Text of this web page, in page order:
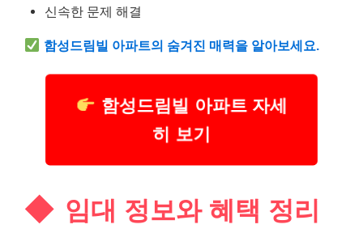
신속한 문제 해결
함성드림빌 아파트의 숨겨진 매력을 알아보세요.
함성드림빌 아파트 자세
히 보기
임대 정보와 혜택 정리